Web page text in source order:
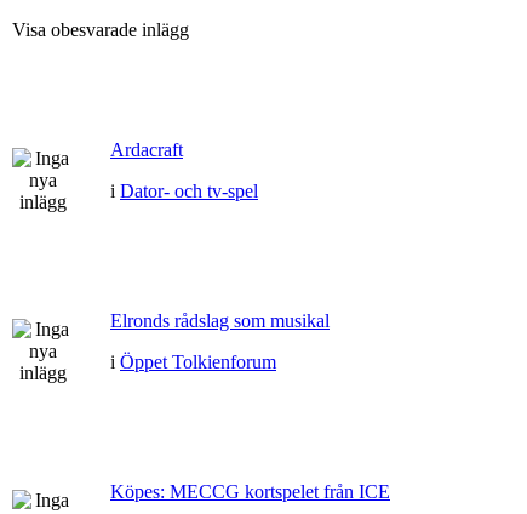
Visa obesvarade inlägg
Ardacraft
i Dator- och tv-spel
Elronds rådslag som musikal
i Öppet Tolkienforum
Köpes: MECCG kortspelet från ICE